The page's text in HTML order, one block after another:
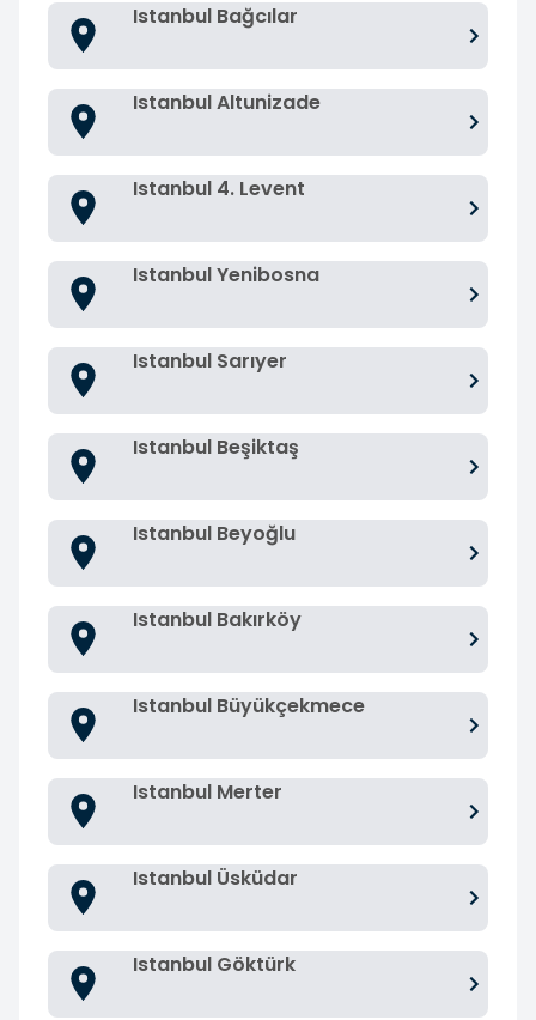
Istanbul Bağcılar
Istanbul Altunizade
Istanbul 4. Levent
Istanbul Yenibosna
Istanbul Sarıyer
Istanbul Beşiktaş
Istanbul Beyoğlu
Istanbul Bakırköy
Istanbul Büyükçekmece
Istanbul Merter
Istanbul Üsküdar
Istanbul Göktürk